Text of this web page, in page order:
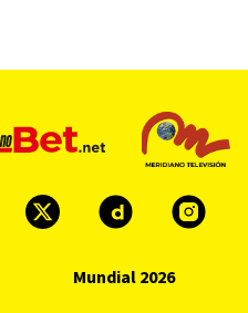
Mundial 2026